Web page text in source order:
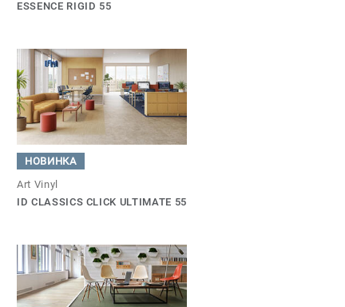
ESSENCE RIGID 55
НОВИНКА
Art Vinyl
ID CLASSICS CLICK ULTIMATE 55